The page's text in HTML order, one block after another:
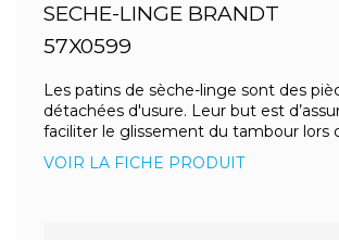
SECHE-LINGE BRANDT
57X0599
Les patins de sèche-linge sont des
détachées d'usure. Leur but est
faciliter le glissement du tambour lors
VOIR LA FICHE PRODUIT